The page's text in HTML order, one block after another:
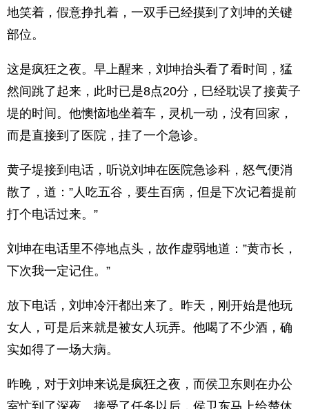
地笑着，假意挣扎着，一双手已经摸到了刘坤的关键
部位。
这是疯狂之夜。早上醒来，刘坤抬头看了看时间，猛
然间跳了起来，此时已是8点20分，巳经耽误了接黄子
堤的时间。他懊恼地坐着车，灵机一动，没有回家，
而是直接到了医院，挂了一个急诊。
黄子堤接到电话，听说刘坤在医院急诊科，怒气便消
散了，道：”人吃五谷，要生百病，但是下次记着提前
打个电话过来。”
刘坤在电话里不停地点头，故作虚弱地道：”黄市长，
下次我一定记住。”
放下电话，刘坤冷汗都出来了。昨天，刚开始是他玩
女人，可是后来就是被女人玩弄。他喝了不少酒，确
实如得了一场大病。
昨晚，对于刘坤来说是疯狂之夜，而侯卫东则在办公
室忙到了深夜。接受了任务以后，侯卫东马上给楚休